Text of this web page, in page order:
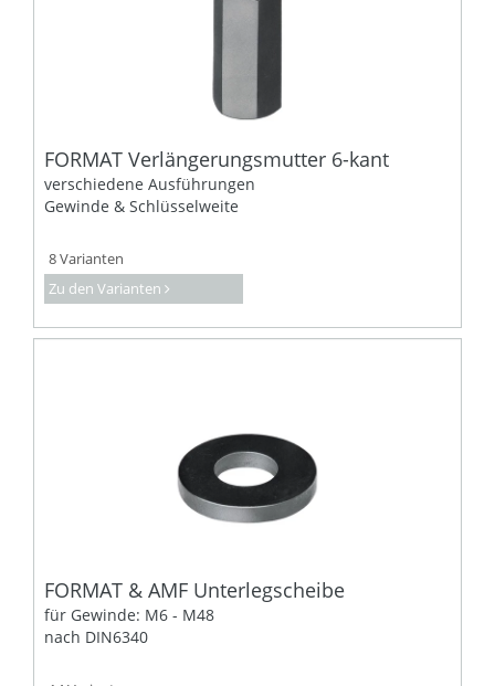
FORMAT Verlängerungsmutter 6-kant
verschiedene Ausführungen
Gewinde & Schlüsselweite
8 Varianten
Zu den Varianten
FORMAT & AMF Unterlegscheibe
für Gewinde: M6 - M48
nach DIN6340